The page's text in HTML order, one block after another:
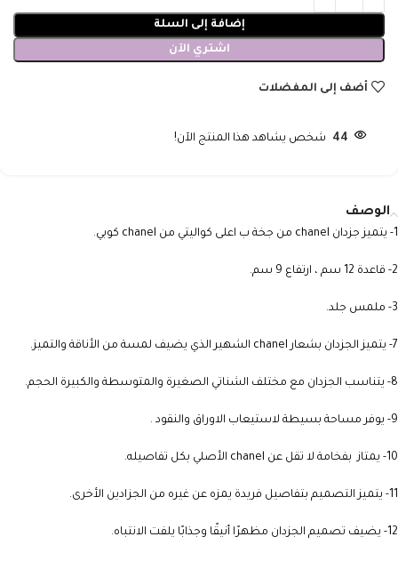
إضافة إلى السلة
اشتري الآن
أضف إلى المفضلات
44 شخص يشاهد هذا المنتج الآن!
الوصف
1- يتميز جزدان chanel من جخة ب اعلى كواليتي من chanel كوبي.
2- قاعدة 12 سم ، ارتفاع 9 سم.
3- ملمس جلد.
7- يتميز الجزدان بشعار chanel الشهير الذي يضيف لمسة من الأناقة والتميز.
8- يتناسب الجزدان مع مختلف الشناتي الصغيرة والمتوسطة والكبيرة الحجم.
9- يوفر مساحة بسيطة لاستيعاب الاوراق والنقود .
10- يمتاز بفخامة لا تقل عن chanel الأصلي بكل تفاصيله.
11- يتميز التصميم بتفاصيل فريدة يمزه عن غيره من الجزادين الأخرى.
12- يضيف تصميم الجزدان مظهرًا أنيقًا وجذابًا يلفت الانتباه.